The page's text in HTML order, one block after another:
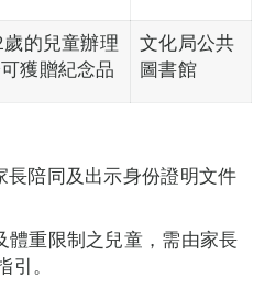
的兒童辦理
獲贈紀念品
文化局公共
圖書館
陪同及出示身份證明文件
重限制之兒童，需由家長
。